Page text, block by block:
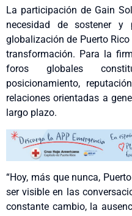
La participación de Gain
necesidad de sostener y
globalización de Puerto
transformación. Para la
foros globales
posicionamiento,
relaciones orientadas a
largo plazo.
“Hoy, más que nunca,
ser visible en las
constante cambio, la